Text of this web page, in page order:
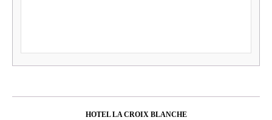
HOTEL LA CROIX BLANCHE